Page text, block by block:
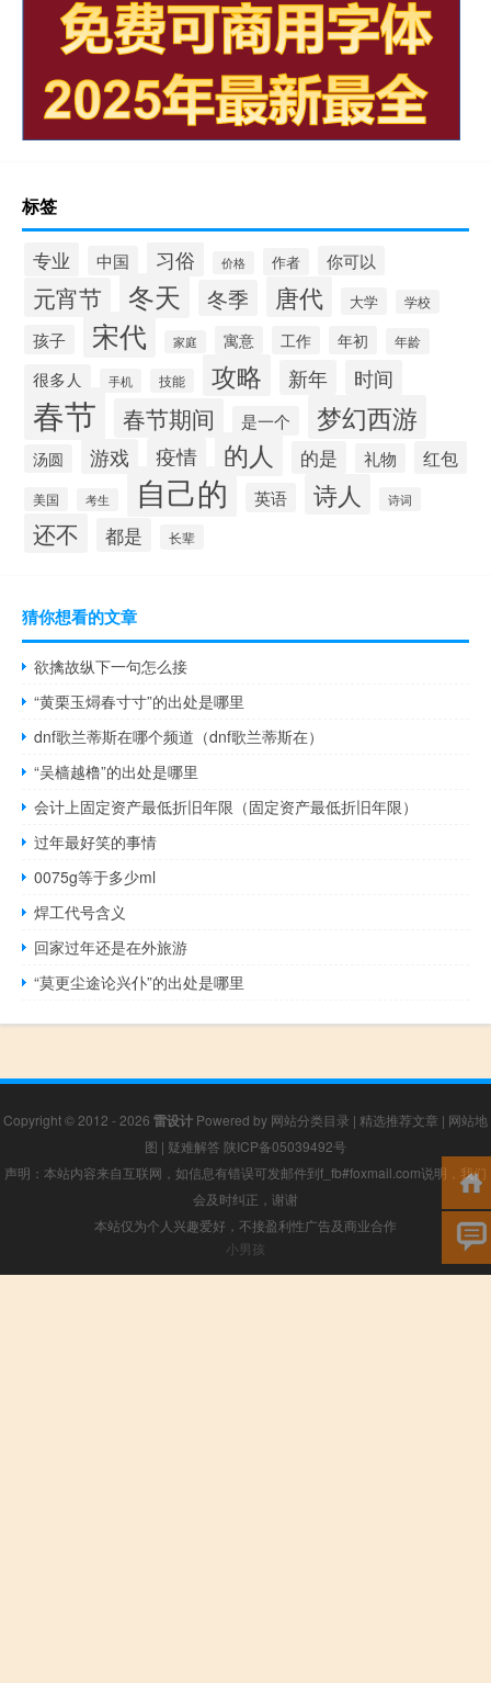
标签
专业 中国 习俗 价格 作者 你可以
元宵节 冬天 冬季 唐代 大学 学校
孩子 宋代 家庭 寓意 工作 年初 年龄
很多人 手机 技能 攻略 新年 时间
春节 春节期间 是一个 梦幻西游
汤圆 游戏 疫情 的人 的是 礼物 红包
美国 考生 自己的 英语 诗人 诗词
还不 都是 长辈
猜你想看的文章
欲擒故纵下一句怎么接
“黄栗玉燖春寸寸”的出处是哪里
dnf歌兰蒂斯在哪个频道（dnf歌兰蒂斯在）
“吴樯越橹”的出处是哪里
会计上固定资产最低折旧年限（固定资产最低折旧年限）
过年最好笑的事情
0075g等于多少ml
焊工代号含义
回家过年还是在外旅游
“莫更尘途论兴仆”的出处是哪里
Copyright © 2012 - 2026 雷设计 Powered by 网站分类目录 | 精选推荐文章 | 网站地
图 | 疑难解答 陕ICP备05039492号
声明：本站内容来自互联网，如信息有错误可发邮件到f_fb#foxmail.com说明，我们
会及时纠正，谢谢
本站仅为个人兴趣爱好，不接盈利性广告及商业合作
小男孩